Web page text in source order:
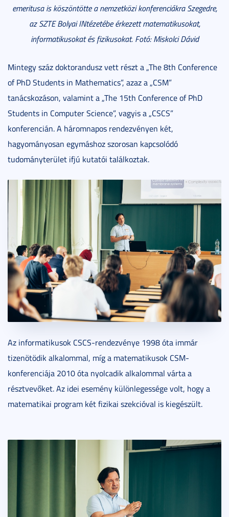
emeritusa is köszöntötte a nemzetközi konferenciákra Szegedre,
az SZTE Bolyai INtézetébe érkezett matematikusokat,
informatikusokat és fizikusokat. Fotó: Miskolci Dávid
Mintegy száz doktorandusz vett részt a „The 8th Conference
of PhD Students in Mathematics”, azaz a „CSM”
tanácskozáson, valamint a „The 15th Conference of PhD
Students in Computer Science”, vagyis a „CSCS”
konferencián. A háromnapos rendezvényen két,
hagyományosan egymáshoz szorosan kapcsolódó
tudományterület ifjú kutatói találkoztak.
Az informatikusok CSCS-rendezvénye 1998 óta immár
tizenötödik alkalommal, míg a matematikusok CSM-
konferenciája 2010 óta nyolcadik alkalommal várta a
résztvevőket. Az idei esemény különlegessége volt, hogy a
matematikai program két fizikai szekcióval is kiegészült.